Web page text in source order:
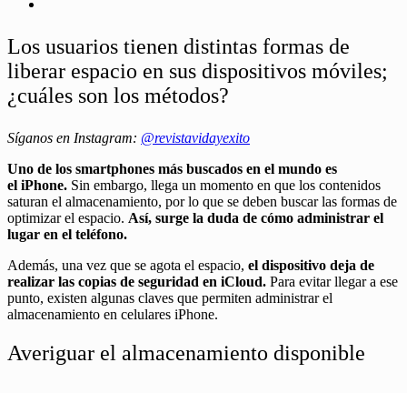
Los usuarios tienen distintas formas de
liberar espacio en sus dispositivos móviles;
¿cuáles son los métodos?
Síganos en Instagram: @revistavidayexito
Uno de los smartphones más buscados en el mundo es
el iPhone. Sin embargo, llega un momento en que los contenidos
saturan el almacenamiento, por lo que se deben buscar las formas de
optimizar el espacio. Así, surge la duda de cómo administrar el
lugar en el teléfono.
Además, una vez que se agota el espacio, el dispositivo deja de
realizar las copias de seguridad en iCloud. Para evitar llegar a ese
punto, existen algunas claves que permiten administrar el
almacenamiento en celulares iPhone.
Averiguar el almacenamiento disponible